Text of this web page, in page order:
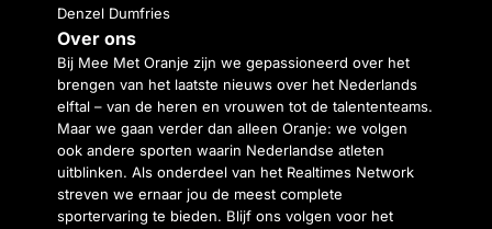
Denzel Dumfries
Over ons
Bij Mee Met Oranje zijn we gepassioneerd over het
brengen van het laatste nieuws over het Nederlands
elftal – van de heren en vrouwen tot de talententeams.
Maar we gaan verder dan alleen Oranje: we volgen
ook andere sporten waarin Nederlandse atleten
uitblinken. Als onderdeel van het Realtimes Network
streven we ernaar jou de meest complete
sportervaring te bieden. Blijf ons volgen voor het